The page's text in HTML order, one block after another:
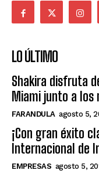
LO ÚLTIMO
Shakira disfruta
Miami junto a los
FARANDULA agosto 5,
¡Con gran éxito
Internacional de
EMPRESAS agosto 5,